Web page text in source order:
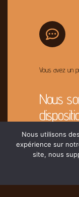
Vous avez un
Nous
Nous utilisons
expérience sur
site, nous